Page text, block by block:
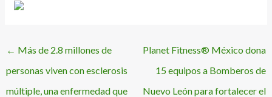
← Más de 2.8 millones de
personas viven con esclerosis
múltiple, una enfermedad que
Planet Fitness® México dona
15 equipos a Bomberos de
Nuevo León para fortalecer el